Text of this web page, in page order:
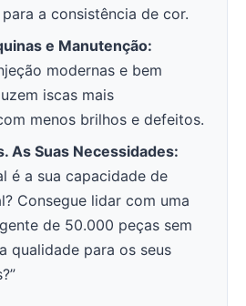
a consistência de cor.
e Manutenção:
modernas e bem
iscas mais
menos brilhos e defeitos.
As Suas Necessidades:
é a sua capacidade de
Consegue lidar com uma
de 50.000 peças sem
qualidade para os seus